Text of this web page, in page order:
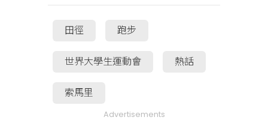
田徑 跑步
世界大學生運動會 熱話
索馬里
Advertisements